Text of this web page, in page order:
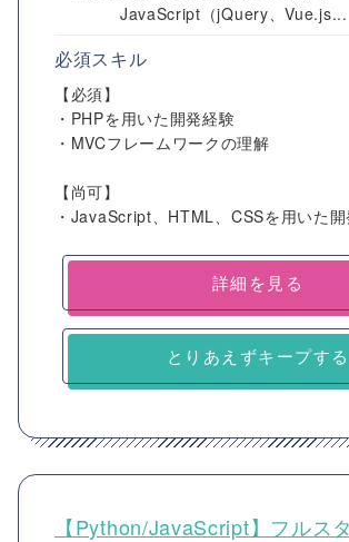
JavaScript（jQuery、Vue.js...
必須スキル
【必須】
・PHPを用いた開発経験
・MVCフレームワークの理解
【尚可】
・JavaScript、HTML、CSSを用いた
詳細を見る
とりあえずキープする
【Python/JavaScript】フルス